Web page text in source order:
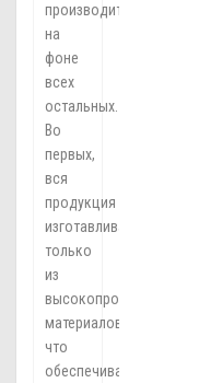
производителя
на
фоне
всех
остальных.
Во
первых,
вся
продукция
изготавливается
только
из
высокопрочных
материалов,
что
обеспечивает